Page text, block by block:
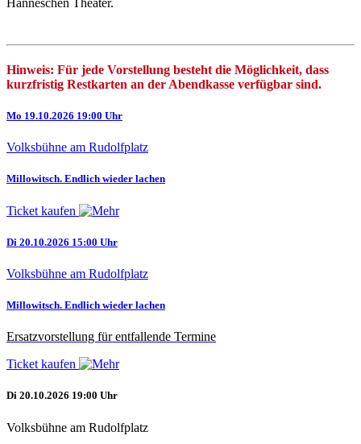
Hinweis: Für jede Vorstellung besteht die Möglichkeit, dass
kurzfristig Restkarten an der Abendkasse verfügbar sind.
Mo 19.10.2026 19:00 Uhr
Volksbühne am Rudolfplatz
Millowitsch. Endlich wieder lachen
Ticket kaufen
Di 20.10.2026 15:00 Uhr
Volksbühne am Rudolfplatz
Millowitsch. Endlich wieder lachen
Ersatzvorstellung für entfallende Termine
Ticket kaufen
Di 20.10.2026 19:00 Uhr
Volksbühne am Rudolfplatz